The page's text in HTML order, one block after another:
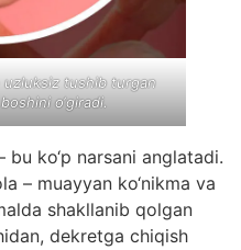
uzluksiz tushib turgan
o‘giradi.
ko‘p narsani anglatadi.
– muayyan ko‘nikma va
shakllanib qolgan
dekretga chiqish